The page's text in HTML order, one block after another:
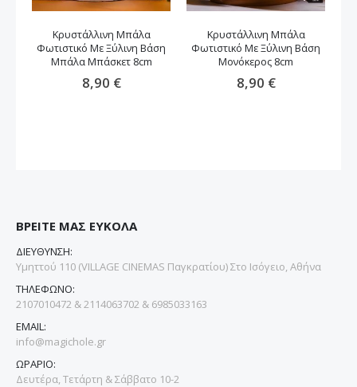
Κρυστάλλινη Μπάλα
Φωτιστικό Με Ξύλινη Βάση
Μπάλα Μπάσκετ 8cm
8,90 €
Κρυστάλλινη Μπάλα
Φωτιστικό Με Ξύλινη Βάση
Μονόκερος 8cm
8,90 €
ΒΡΕΙΤΕ ΜΑΣ ΕΥΚΟΛΑ
ΔΙΕΥΘΥΝΣΗ:
Υμηττού 110 (VILLAGE CINEMAS Παγκρατίου) Στο Ισόγειο, Αθήνα
ΤΗΛΕΦΩΝΟ:
2107010472 & 2114063702 & 6985033163
EMAIL:
info@magichole.gr
ΩΡΑΡΙΟ:
Δευτέρα, Τετάρτη & Σάββατο 10-2